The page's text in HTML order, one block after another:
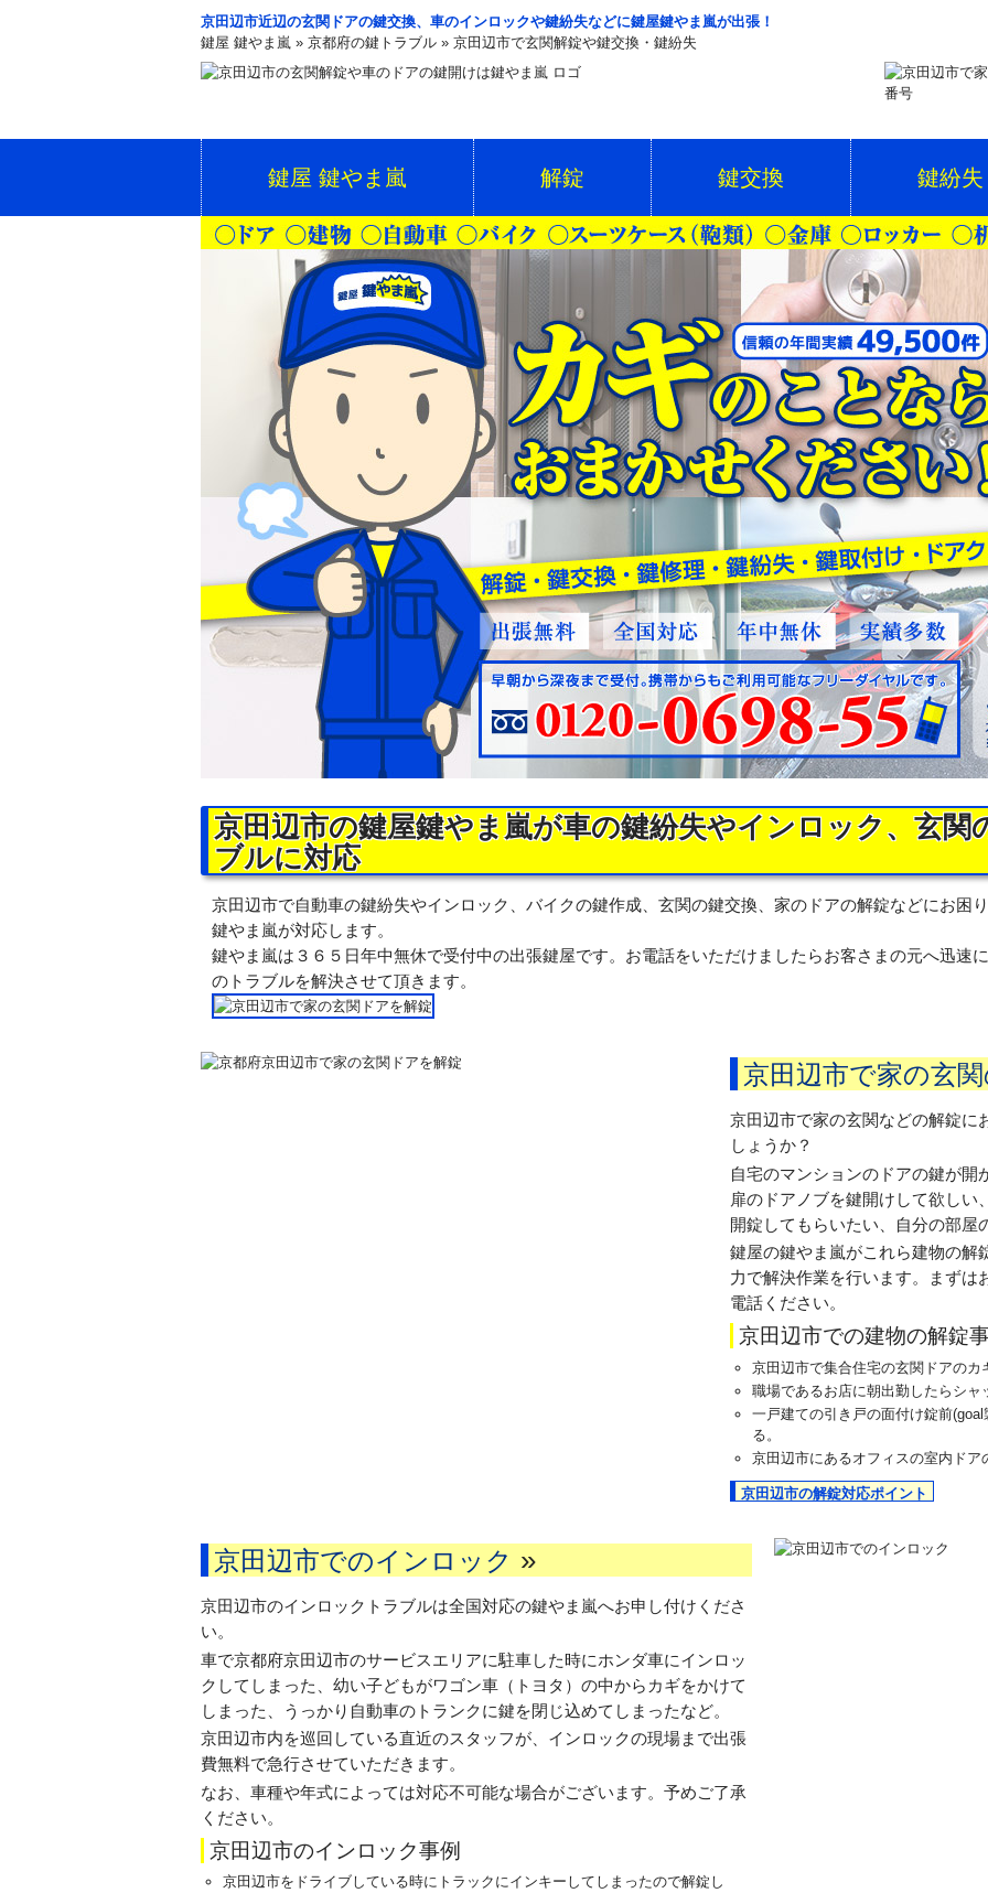
京田辺市近辺の玄関ドアの鍵交換、車のインロックや鍵紛失などに鍵屋鍵やま嵐が出張！
鍵屋 鍵やま嵐 » 京都府の鍵トラブル » 京田辺市で玄関解錠や鍵交換・鍵紛失
鍵屋 鍵やま嵐 解錠 鍵交換 鍵紛失
京田辺市の鍵屋鍵やま嵐が車の鍵紛失やインロック、玄関
ブルに対応
京田辺市で自動車の鍵紛失やインロック、バイクの鍵作成、玄関の鍵交換、家のドアの解錠などにお困
鍵やま嵐が対応します。
鍵やま嵐は３６５日年中無休で受付中の出張鍵屋です。お電話をいただけましたらお客さまの元へ迅速
のトラブルを解決させて頂きます。
京田辺市で家の玄
京田辺市で家の玄関などの解錠に
しょうか？
自宅のマンションのドアの鍵が
扉のドアノブを鍵開けして欲し
開錠してもらいたい、自分の部屋
鍵屋の鍵やま嵐がこれら建物の解
力で解決作業を行います。まずは
電話ください。
京田辺市での建物の解錠
京田辺市で集合住宅の玄関ドアのカ
職場であるお店に朝出勤したらシ
一戸建ての引き戸の面付け錠前
る。
京田辺市にあるオフィスの室内ドア
京田辺市の解錠対応ポイント
京田辺市でのインロック »
京田辺市のインロックトラブルは全国対応の鍵やま嵐へお申し付けくださ
い。
車で京都府京田辺市のサービスエリアに駐車した時にホンダ車にインロッ
クしてしまった、幼い子どもがワゴン車（トヨタ）の中からカギをかけて
しまった、うっかり自動車のトランクに鍵を閉じ込めてしまったなど。
京田辺市内を巡回している直近のスタッフが、インロックの現場まで出張
費無料で急行させていただきます。
なお、車種や年式によっては対応不可能な場合がございます。予めご了承
ください。
京田辺市のインロック事例
京田辺市をドライブしている時にトラックにインキーしてしまったので解錠し